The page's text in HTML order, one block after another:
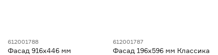
612001788
Фасад 916х446 мм
612001787
Фасад 196х596 мм Классика